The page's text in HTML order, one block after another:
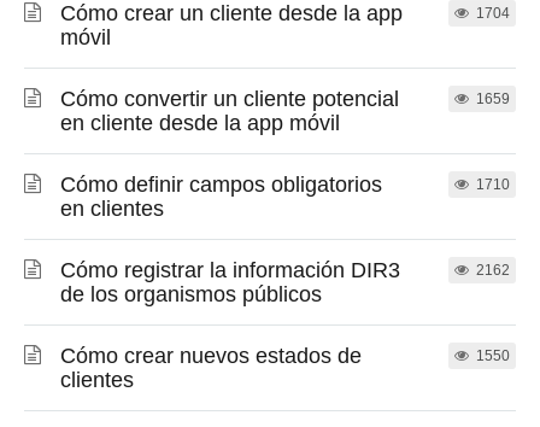
Cómo crear un cliente desde la app
móvil
1704
Cómo convertir un cliente potencial
en cliente desde la app móvil
1659
Cómo definir campos obligatorios
en clientes
1710
Cómo registrar la información DIR3
de los organismos públicos
2162
Cómo crear nuevos estados de
clientes
1550